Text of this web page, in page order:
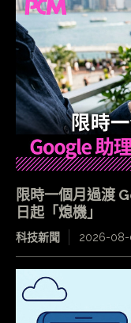
限時一個月過渡
日起「熄機」
科技新聞 2026-08-